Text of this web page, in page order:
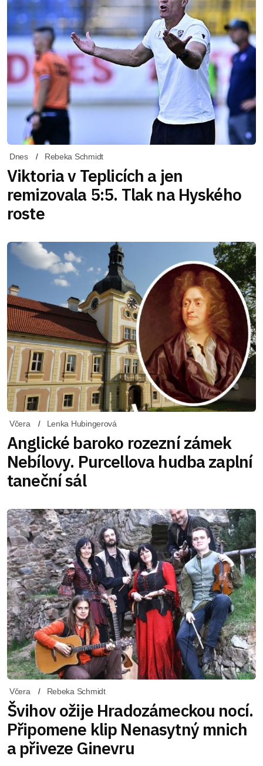
Dnes Rebeka Schmidt
Viktoria v Teplicích a jen
remizovala 5:5. Tlak na Hyského
roste
Včera Lenka Hubingerová
Anglické baroko rozezní zámek
Nebílovy. Purcellova hudba zaplní
taneční sál
Včera Rebeka Schmidt
Švihov ožije Hradozámeckou nocí.
Připomene klip Nenasytný mnich
a přiveze Ginevru